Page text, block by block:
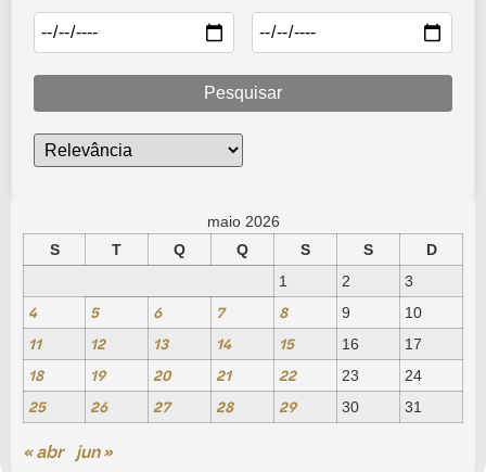
Pesquisar
maio 2026
S
T Q Q S S
D
1
2 3
4 5 6 7 8 9 10
11 12 13 14 15 16 17
18 19 20 21 22 23 24
25 26 27 28 29 30 31
« abr jun »